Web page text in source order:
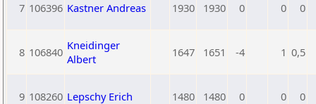
7 106396 Kastner Andreas 1930 1930 0 0 0
8 106840 Kneidinger
Albert
1647 1651 -4 1 0,5
9 108260 Lepschy Erich 1480 1480 0 0 0